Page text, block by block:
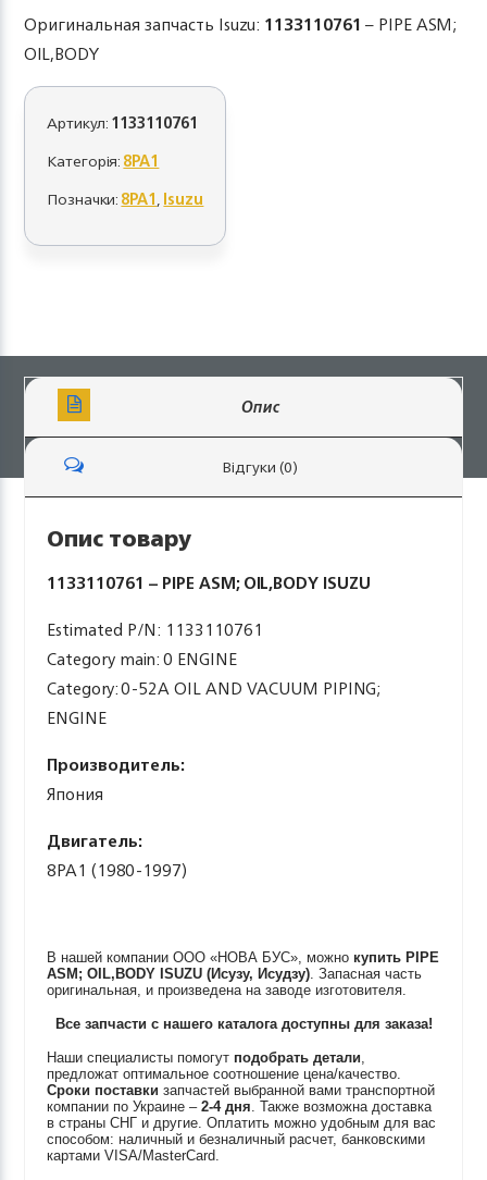
Оригинальная запчасть Isuzu: 1133110761– PIPE ASM;
OIL,BODY
Артикул:1133110761
Категорія:8PA1
Позначки:8PA1,Isuzu
Опис
Відгуки (0)
Опис товару
1133110761 – PIPE ASM; OIL,BODY ISUZU
Estimated P/N: 1133110761
Category main: 0 ENGINE
Category: 0-52A OIL AND VACUUM PIPING;
ENGINE
Производитель:
Япония
Двигатель:
8PA1 (1980-1997)
В нашей компании ООО «НОВА БУС», можно купить PIPE
ASM; OIL,BODY ISUZU (Исузу, Исудзу). Запасная часть
оригинальная, и произведена на заводе изготовителя.
Все запчасти с нашего каталога доступны для заказа!
Наши специалисты помогут подобрать детали,
предложат оптимальное соотношение цена/качество.
Сроки поставки запчастей выбранной вами транспортной
компании по Украине –2-4 дня. Также возможна доставка
в страны СНГ и другие. Оплатить можно удобным для вас
способом: наличный и безналичный расчет, банковскими
картами VISA/MasterCard.